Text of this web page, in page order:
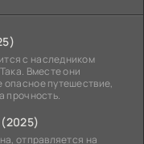
с наследником
Вместе они
опасное путешествие,
прочность.
отправляется на